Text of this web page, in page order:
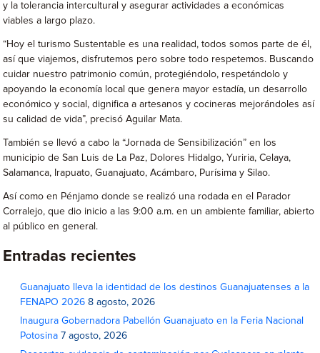
y la tolerancia intercultural y asegurar actividades a económicas
viables a largo plazo.
“Hoy el turismo Sustentable es una realidad, todos somos parte de él,
así que viajemos, disfrutemos pero sobre todo respetemos. Buscando
cuidar nuestro patrimonio común, protegiéndolo, respetándolo y
apoyando la economía local que genera mayor estadía, un desarrollo
económico y social, dignifica a artesanos y cocineras mejorándoles así
su calidad de vida”, precisó Aguilar Mata.
También se llevó a cabo la “Jornada de Sensibilización” en los
municipio de San Luis de La Paz, Dolores Hidalgo, Yuriria, Celaya,
Salamanca, Irapuato, Guanajuato, Acámbaro, Purísima y Silao.
Así como en Pénjamo donde se realizó una rodada en el Parador
Corralejo, que dio inicio a las 9:00 a.m. en un ambiente familiar, abierto
al público en general.
Entradas recientes
Guanajuato lleva la identidad de los destinos Guanajuatenses a la
FENAPO 2026 8 agosto, 2026
Inaugura Gobernadora Pabellón Guanajuato en la Feria Nacional
Potosina 7 agosto, 2026